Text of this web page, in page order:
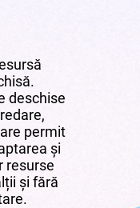
deschise
permit
și
resurse
și fără